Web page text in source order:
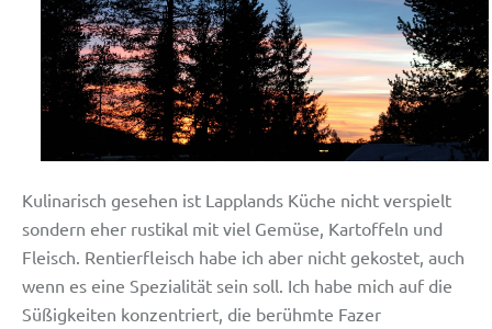
Kulinarisch gesehen ist Lapplands Küche nicht verspielt
sondern eher rustikal mit viel Gemüse, Kartoffeln und
Fleisch. Rentierfleisch habe ich aber nicht gekostet, auch
wenn es eine Spezialität sein soll. Ich habe mich auf die
Süßigkeiten konzentriert, die berühmte Fazer